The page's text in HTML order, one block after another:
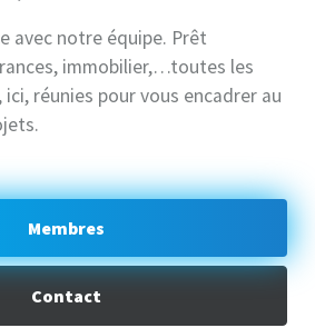
avec notre équipe. Prêt
immobilier,…toutes les
réunies pour vous encadrer au
Membres
Contact